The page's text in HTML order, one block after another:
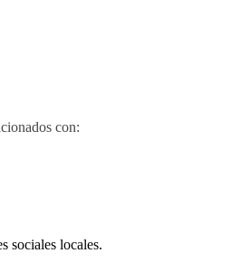
con:
sociales locales.